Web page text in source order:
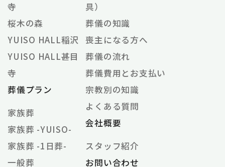
寺
桜木の森
YUISO HALL稲沢
YUISO HALL甚目
寺
葬儀プラン
家族葬
家族葬 -YUISO-
家族葬 -1日葬-
一般葬
具）
葬儀の知識
喪主になる方へ
葬儀の流れ
葬儀費用とお支払い
宗教別の知識
よくある質問
会社概要
スタッフ紹介
お問い合わせ